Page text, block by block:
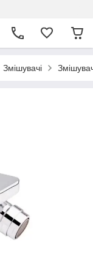
Змішувачі